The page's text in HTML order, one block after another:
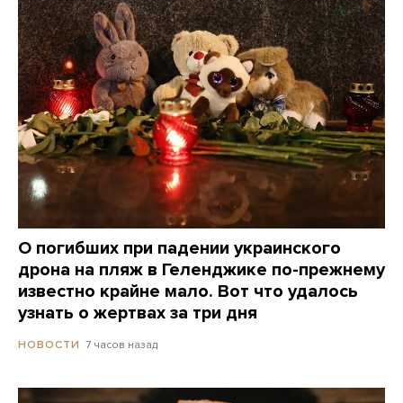
О погибших при падении украинского
дрона на пляж в Геленджике по-прежнему
известно крайне мало. Вот что удалось
узнать о жертвах за три дня
НОВОСТИ 7 часов назад